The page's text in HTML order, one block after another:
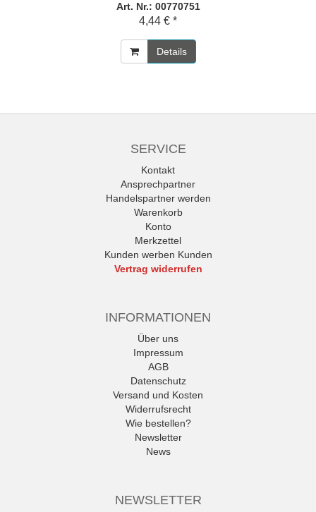
Art. Nr.: 00770751
4,44 € *
Details
SERVICE
Kontakt
Ansprechpartner
Handelspartner werden
Warenkorb
Konto
Merkzettel
Kunden werben Kunden
Vertrag widerrufen
INFORMATIONEN
Über uns
Impressum
AGB
Datenschutz
Versand und Kosten
Widerrufsrecht
Wie bestellen?
Newsletter
News
NEWSLETTER